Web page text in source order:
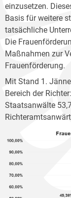
einzusetzen.
Basis für weitere
tatsächliche
Die
Maßnahmen zur
Frauenförderung.
Mit Stand 1.
Bereich der
Staatsanwälte